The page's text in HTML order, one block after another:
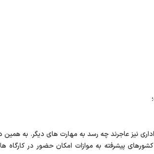
خواندن حتی از نوشتن یک نامه رسمی اداری نیز عاجرند چه رسد به مهارت های دیگر. به
پیشرفته به موازات امکان حضور در کارگاه